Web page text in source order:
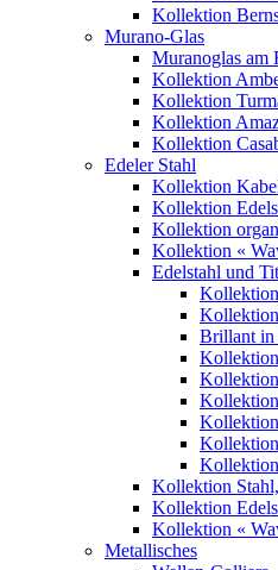
Kollektion
Murano-Glas
Muranoglas am
Kollektion
Kollektion
Kollektion
Kollektion
Edeler Stahl
Kollektion
Kollektion
Kollektion
Kollektion «
Edelstahl und
Brillant in
Kollektion
Kollektion
Kollektion «
Metallisches